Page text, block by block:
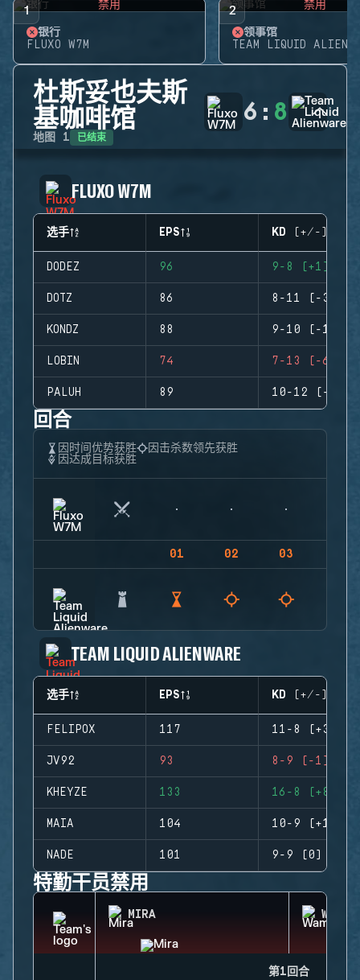
1 禁用
银行
FLUXO W7M
2 禁用
领事馆
TEAM LIQUID
杜斯妥也夫斯
基咖啡馆
地图 1 已结束
6 : 8
FLUXO W7M
选手 EPS KD (+/-)
DODEZ 96 9-8 (+1)
DOTZ 86 8-11 (-3)
KONDZ 88 9-10 (-1)
LOBIN 74 7-13 (-6)
PALUH 89 10-12 (-2)
回合
因时间优势获胜
因击杀数领先获胜
因达成目标获胜
01 02 03
TEAM LIQUID ALIENWARE
选手 EPS KD (+/-)
FELIPOX 117 11-8 (+3)
JV92 93 8-9 (-1)
KHEYZE 133 16-8 (+8)
MAIA 104 10-9 (+1)
NADE 101 9-9 (0)
特勤干员禁用
MIRA WAMAI
第1回合